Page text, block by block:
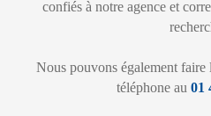
confiés à notre agence et
Nous pouvons également
téléphone au 01